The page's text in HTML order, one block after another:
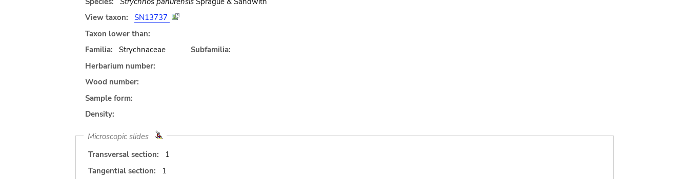
View taxon:
SN13737
Taxon lower than:
Familia:
Strychnaceae
Subfamilia:
Herbarium number:
Wood number:
Sample form:
Density:
Microscopic slides
Transversal section:
1
Tangential section:
1